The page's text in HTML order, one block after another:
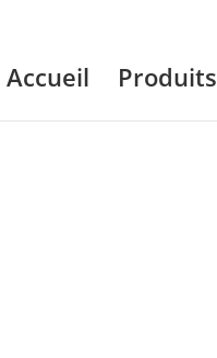
Accueil Produits